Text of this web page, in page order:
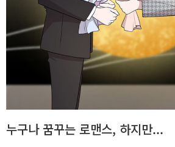
누구나 꿈꾸는 로맨스, 하지만...